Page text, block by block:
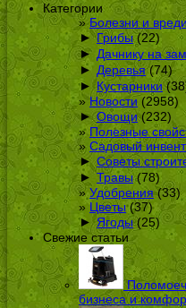
Категории
Болезни и
► Грибы(22)
► Дачнику на
► Деревья(74)
► Кустарники
Новости (2958)
► Овощи(232)
Полезные
Садовый
► Советы
► Травы(78)
Удобрения(33)
Цветы(37)
► Ягоды(25)
Свежие статьи
бизнеса и